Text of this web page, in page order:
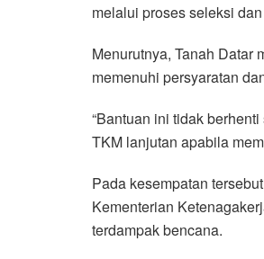
melalui proses seleksi
Menurutnya, Tanah Datar
memenuhi persyaratan
“Bantuan ini tidak
TKM lanjutan apabila
Pada kesempatan
Kementerian
terdampak bencana.